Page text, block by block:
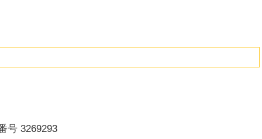
号 3269293